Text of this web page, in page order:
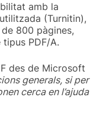
amb la
(Turnitin),
800 pàgines,
PDF/A.
des de Microsoft
generals, si per
cerca en l’ajuda